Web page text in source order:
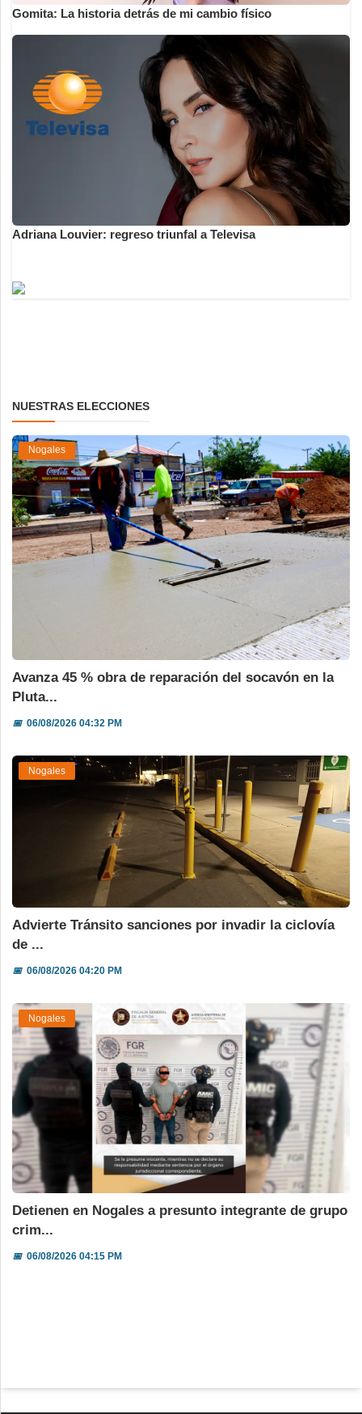
Gomita: La historia detrás de mi cambio físico
Adriana Louvier: regreso triunfal a Televisa
NUESTRAS ELECCIONES
Nogales
Avanza 45 % obra de reparación del socavón en la
Pluta...
📅06/08/2026 04:32 PM
Nogales
Advierte Tránsito sanciones por invadir la ciclovía
de ...
📅06/08/2026 04:20 PM
Nogales
Detienen en Nogales a presunto integrante de grupo
crim...
📅06/08/2026 04:15 PM